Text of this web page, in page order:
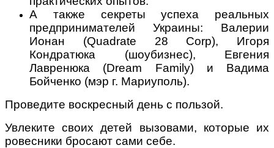
А также секреты успеха реальных
предпринимателей Украины: Валерии
Ионан (Quadrate 28 Corp), Игоря
Кондратюка (шоубизнес), Евгения
Лавренюка (Dream Family) и Вадима
Бойченко (мэр г. Мариуполь).
Проведите воскресный день с пользой.
Увлеките своих детей вызовами, которые их
ровесники бросают сами себе.